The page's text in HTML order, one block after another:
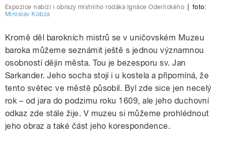
Expozice nabízí i obrazy místního rodáka Ignáce Oderlického
foto:
Miroslav Kobza
Kromě děl barokních mistrů se v uničovském Muzeu
baroka můžeme seznámit ještě s jednou významnou
osobností dějin města. Tou je bezesporu sv. Jan
Sarkander. Jeho socha stojí i u kostela a připomíná, že
tento světec ve městě působil. Byl zde sice jen necelý
rok – od jara do podzimu roku 1609, ale jeho duchovní
odkaz zde stále žije. V muzeu si můžeme prohlédnout
jeho obraz a také část jeho korespondence.